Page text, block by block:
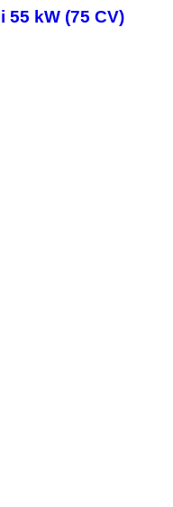
55 kW (75 CV)